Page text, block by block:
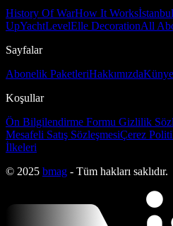
History Of WarHow It Works
UpYachtLevelElle DecorationAll
Sayfalar
Abonelik PaketleriHakkımızdaKünye
Koşullar
Ön Bilgilendirme Formu Gizlilik
Mesafeli Satış SözleşmesiÇerez
İlkeleri
© 2025 bmag - Tüm hakları saklıdır.